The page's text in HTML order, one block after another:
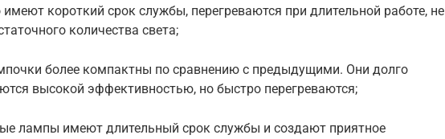
короткий срок службы, перегреваются при длительной работе, не
количества света;
более компактны по сравнению с предыдущими. Они долго
высокой эффективностью, но быстро перегреваются;
лампы имеют длительный срок службы и создают приятное